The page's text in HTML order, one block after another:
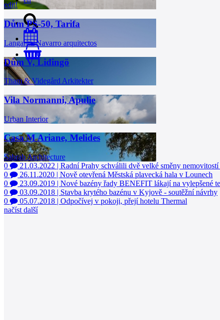
0
edit!
Dům PS-50, Tarifa
Langarita-Navarro arquitectos
Dům V, Lidingö
Tham & Videgård Arkitekter
Vila Normanni, Apulie
Urban Interior
Casa M Ariane, Melides
Sabrab Architecture
0
21.03.2022 | Radní Prahy schválili dvě velké směny
0
26.11.2020 | Nově otevřená Městská plavecká hala v Lounech
0
23.09.2019 | Nové bazény řady BENEFIT lákají na vylepšené
0
03.09.2018 | Stavba krytého bazénu v Kyjově - soutěžní návrhy
0
05.07.2018 | Odpočívej v pokoji, přejí hotelu Thermal
načíst další